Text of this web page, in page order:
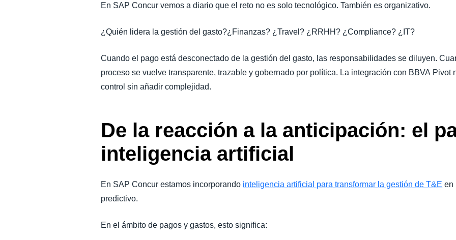
En SAP Concur vemos a diario que el reto no es solo tecnológico. También es organizativo.
¿Quién lidera la gestión del gasto?¿Finanzas? ¿Travel? ¿RRHH? ¿Compliance? ¿IT?
Cuando el pago está desconectado de la gestión del gasto, las responsabilidades se diluyen.
proceso se vuelve transparente, trazable y gobernado por política. La integración con BBVA Pivot
control sin añadir complejidad.
De la reacción a la anticipación: el
inteligencia artificial
En SAP Concur estamos incorporando inteligencia artificial para transformar la gestión de T&E en
predictivo.
En el ámbito de pagos y gastos, esto significa: